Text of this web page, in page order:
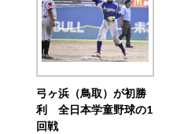
弓ヶ浜（鳥取）が初勝
利 全日本学童野球の1
回戦